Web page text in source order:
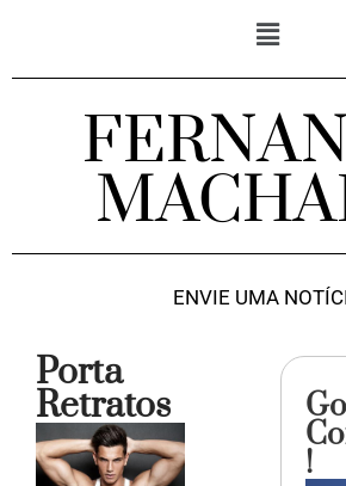
ENVIE UMA
Porta
Retratos
!